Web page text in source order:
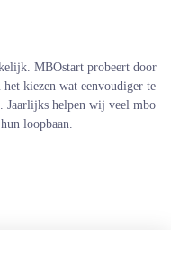
MBOstart probeert door
kiezen wat eenvoudiger te
. Jaarlijks helpen wij veel mbo
loopbaan.